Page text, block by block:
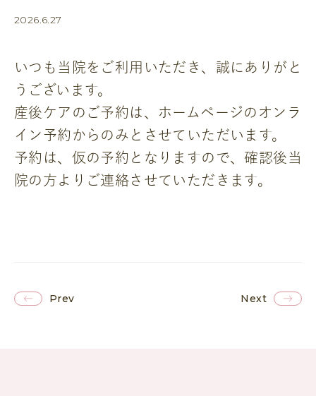
2026.6.27
いつも当院をご利用いただき、誠にありがと
うございます。
産後ケアのご予約は、ホームページのオンラ
イン予約からのみとさせていただいます。
予約は、仮の予約となりますので、確認後当
院の方よりご連絡させていただきます。
Prev Next